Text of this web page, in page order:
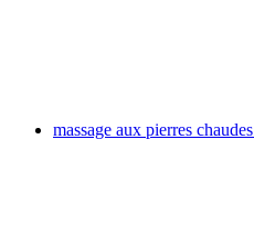
massage aux pierres chaudes